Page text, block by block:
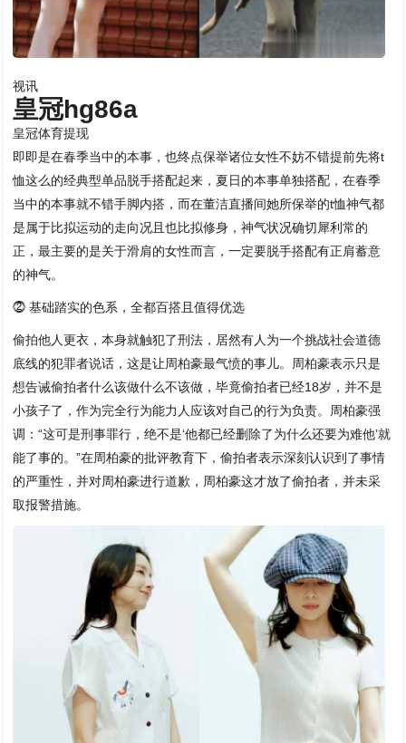
视讯
皇冠hg86a
皇冠体育提现
即即是在春季当中的本事，也终点保举诸位女性不妨不错提前先将t
恤这么的经典型单品脱手搭配起来，夏日的本事单独搭配，在春季
当中的本事就不错手脚内搭，而在董洁直播间她所保举的t恤神气都
是属于比拟运动的走向况且也比拟修身，神气状况确切犀利常的
正，最主要的是关于滑肩的女性而言，一定要脱手搭配有正肩蓄意
的神气。
⓶ 基础踏实的色系，全都百搭且值得优选
偷拍他人更衣，本身就触犯了刑法，居然有人为一个挑战社会道德
底线的犯罪者说话，这是让周柏豪最气愤的事儿。周柏豪表示只是
想告诫偷拍者什么该做什么不该做，毕竟偷拍者已经18岁，并不是
小孩子了，作为完全行为能力人应该对自己的行为负责。周柏豪强
调：“这可是刑事罪行，绝不是‘他都已经删除了为什么还要为难他’就
能了事的。”在周柏豪的批评教育下，偷拍者表示深刻认识到了事情
的严重性，并对周柏豪进行道歉，周柏豪这才放了偷拍者，并未采
取报警措施。